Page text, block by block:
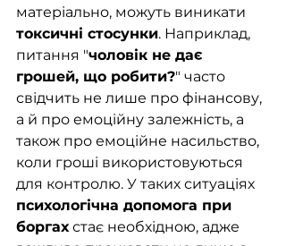
матеріально, можуть виникати
токсичні стосунки. Наприклад,
питання "чоловік не дає
грошей, що робити?" часто
свідчить не лише про фінансову,
а й про емоційну залежність, а
також про емоційне насильство,
коли гроші використовуються
для контролю. У таких ситуаціях
психологічна допомога при
боргах стає необхідною, адже